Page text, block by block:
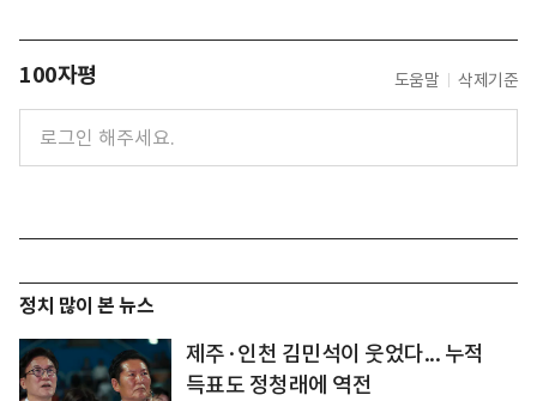
100자평 도움말 삭제기준
정치 많이 본 뉴스
제주·인천 김민석이 웃었다... 누적
득표도 정청래에 역전